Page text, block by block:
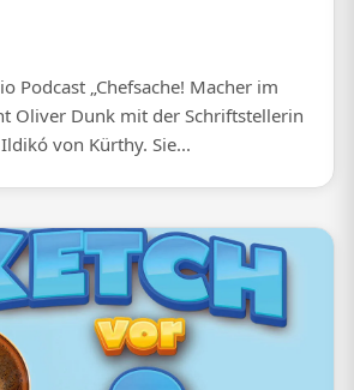
Podcast „Chefsache! Macher im
Oliver Dunk mit der Schriftstellerin
von Kürthy. Sie...